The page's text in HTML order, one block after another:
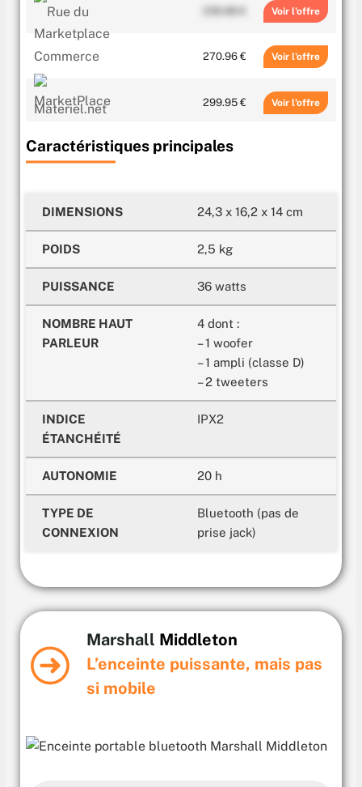
Voir
270.96 € Voir
299.95 € Voir
299.99 €
Caractéristiques principales
DIMENSIONS 24,3 x 16,2 x 14 cm
POIDS 2,5 kg
PUISSANCE 36 watts
NOMBRE HAUT
PARLEUR
4 dont :
– 1 woofer
– 1 ampli (classe D)
– 2 tweeters
INDICE
ÉTANCHÉITÉ
IPX2
AUTONOMIE 20 h
TYPE DE
CONNEXION
Bluetooth (pas de
prise jack)
Marshall Middleton
L’enceinte puissante, mais pas
si mobile